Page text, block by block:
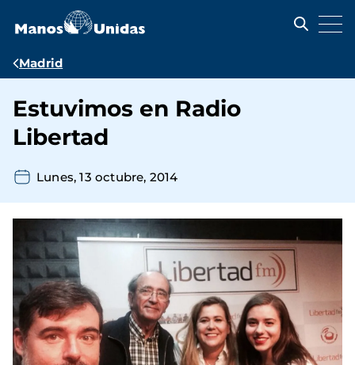
contenido
Ruta
navegación
Madrid
Estuvimos en Radio
Libertad
Lunes, 13 octubre, 2014